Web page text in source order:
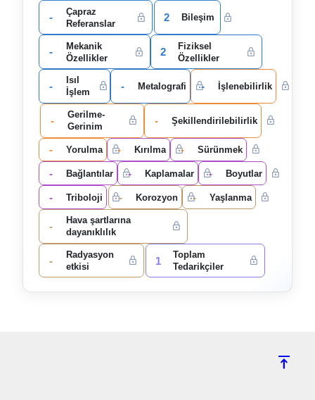
-
Çapraz
Referanslar
2 Bileşim
-
Mekanik
Özellikler
2
Fiziksel
Özellikler
-
Isıl
İşlem
- Metalografi - İşlenebilirlik
-
Gerilme-
Gerinim
- Şekillendirilebilirlik
- Yorulma - Kırılma - Sürünmek
- Bağlantılar - Kaplamalar - Boyutlar
- Triboloji - Korozyon - Yaşlanma
-
Hava şartlarına
dayanıklılık
-
Radyasyon
etkisi
1
Toplam
Tedarikçiler
vertical_align_top